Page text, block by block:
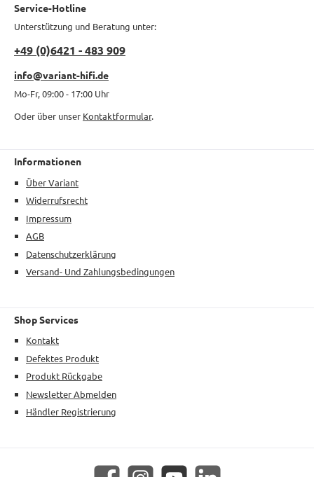
Service-Hotline
Unterstützung und Beratung unter:
+49 (0)6421 - 483 909
info@variant-hifi.de
Mo-Fr, 09:00 - 17:00 Uhr
Oder über unser Kontaktformular.
Informationen
Über Variant
Widerrufsrecht
Impressum
AGB
Datenschutzerklärung
Versand- Und Zahlungsbedingungen
Shop Services
Kontakt
Defektes Produkt
Produkt Rückgabe
Newsletter Abmelden
Händler Registrierung